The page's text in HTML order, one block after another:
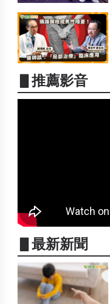
▋推薦影音
▋最新新聞